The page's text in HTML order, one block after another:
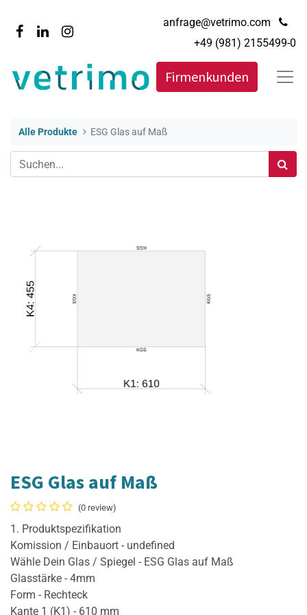
anfrage@vetrimo.com
+49 (981) 2155499-0
Firmenkunden
Alle Produkte ESG Glas auf Maß
ESG Glas auf Maß
(0 review)
1. Produktspezifikation
Komission / Einbauort - undefined
Wähle Dein Glas / Spiegel - ESG Glas auf Maß
Glasstärke - 4mm
Form - Rechteck
Kante 1 (K1) - 610 mm